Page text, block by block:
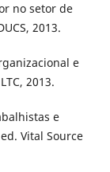
no setor de
2013.
e
2013.
e
Vital Source